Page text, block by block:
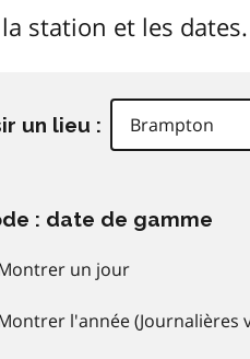
station et les dates.
un lieu :
: date de gamme
un jour
l'année (Journalières